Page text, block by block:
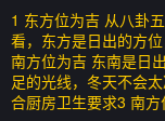
1 东方位为吉 从八卦
看，东方是日出的方
南方位为吉 东南是日
足的光线，冬天不会
合厨房卫生要求3 南方